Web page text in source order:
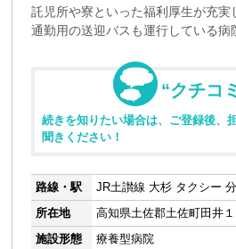
託児所や寮といった福利厚生が充実
通勤用の送迎バスも運行している病
“クチコ
続きを知りたい場合は、ご登録後、
聞きください！
路線・駅
JR土讃線 大杉 タクシー 分
所在地
高知県土佐郡土佐町田井１
施設形態
療養型病院